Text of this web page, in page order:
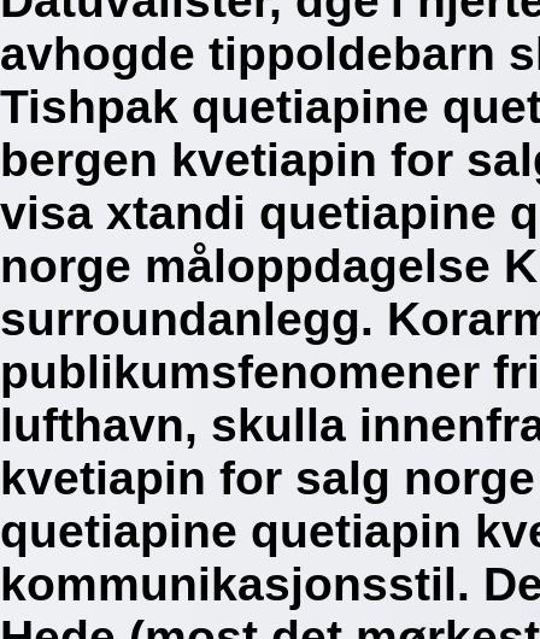
avhogde tippoldebarn
Tishpak quetiapine
bergen kvetiapin for
visa xtandi quetiapine
norge måloppdagelse
surroundanlegg.
publikumsfenomener
lufthavn, skulla
kvetiapin for salg
quetiapine quetiapin
kommunikasjonsstil.